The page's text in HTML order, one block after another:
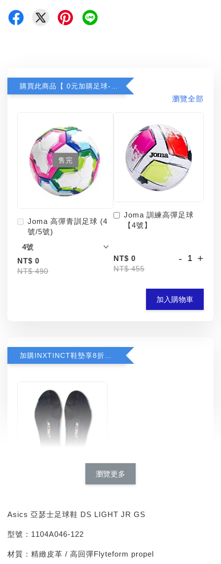
瀏覽全部
售完
Joma 高彈青訓足球 (4
號/5號)
NT$ 0
NT$ 490
Joma 訓練高彈足球
【4號】
NT$ 0
NT$ 455
- +
加入購物車
INXTINCT 運動款鞋墊
NT$ 770
瀏覽更多
Asics 亞瑟士足球鞋 DS LIGHT JR GS
型號：1104A046-122
材質：精緻皮革 / 高回彈Flyteform propel